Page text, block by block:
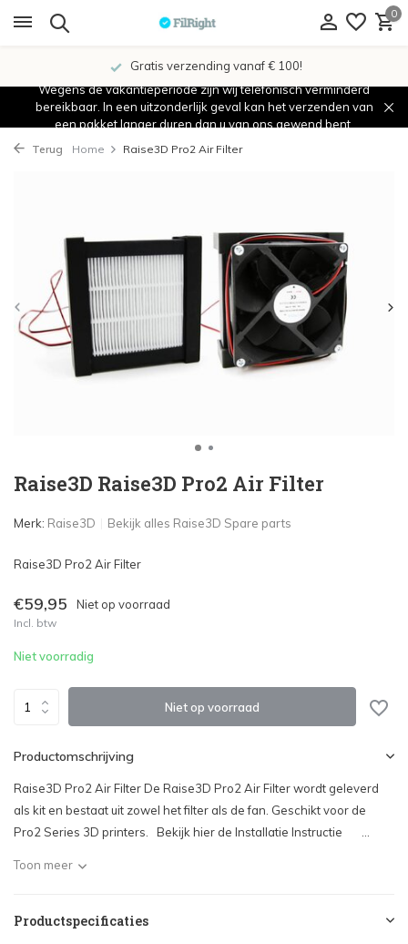
0
Gratis verzending vanaf € 100!
Wegens de vakantieperiode zijn wij telefonisch verminderd
bereikbaar. In een uitzonderlijk geval kan het verzenden van
een pakket langer duren dan u van ons gewend bent.
Terug Home Raise3D Pro2 Air Filter
Raise3D Raise3D Pro2 Air Filter
Merk: Raise3D Bekijk alles Raise3D Spare parts
Raise3D Pro2 Air Filter
€59,95 Niet op voorraad
Incl. btw
Niet voorradig
Niet op voorraad
Productomschrijving
Raise3D Pro2 Air Filter De Raise3D Pro2 Air Filter wordt geleverd
als kit en bestaat uit zowel het filter als de fan. Geschikt voor de
Pro2 Series 3D printers. Bekijk hier de Installatie Instructie ...
Toon meer
Productspecificaties